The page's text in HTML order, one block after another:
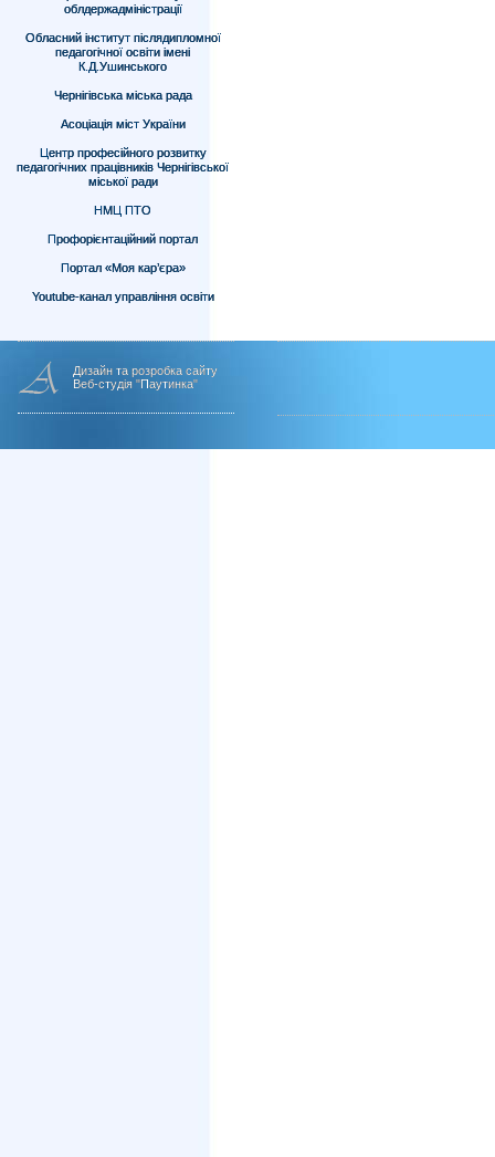
облдержадміністрації
Обласний інститут післядипломної
педагогічної освіти імені
К.Д.Ушинського
Чернігівська міська рада
Асоціація міст України
Центр професійного розвитку
педагогічних працівників Чернігівської
міської ради
НМЦ ПТО
Профорієнтаційний портал
Портал «Моя кар’єра»
Youtube-канал управління освіти
Дизайн та розробка сайту
Веб-студія "Паутинка"